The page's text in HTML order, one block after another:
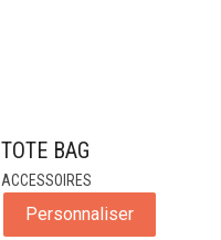
TOTE BAG
ACCESSOIRES
Personnaliser